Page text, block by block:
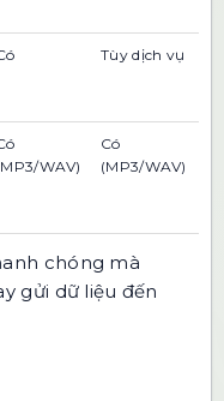
Tùy dịch vụ
WAV)
Có
(MP3/WAV)
chóng mà
gửi dữ liệu đến